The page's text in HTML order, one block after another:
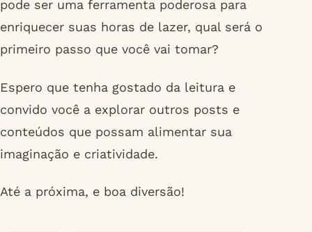
pode ser uma ferramenta poderosa para
enriquecer suas horas de lazer, qual será o
primeiro passo que você vai tomar?
Espero que tenha gostado da leitura e
convido você a explorar outros posts e
conteúdos que possam alimentar sua
imaginação e criatividade.
Até a próxima, e boa diversão!